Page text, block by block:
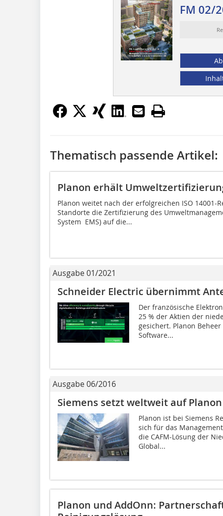
FM 02/
Thematisch passende Artikel:
Planon erhält
Planon weitet nach der erfolgreichen ISO
Standorte die Zertifizierung des
System  EMS) auf die...
Ausgabe 01/2021
Schneider Electric übernimmt
Der französische
25 % der Aktien der
gesichert. Planon
Software...
Ausgabe 06/2016
Siemens setzt weltweit auf Planon
Planon ist bei Siemens
sich für das
die CAFM-Lösung der
Global...
Planon und AddOnn: